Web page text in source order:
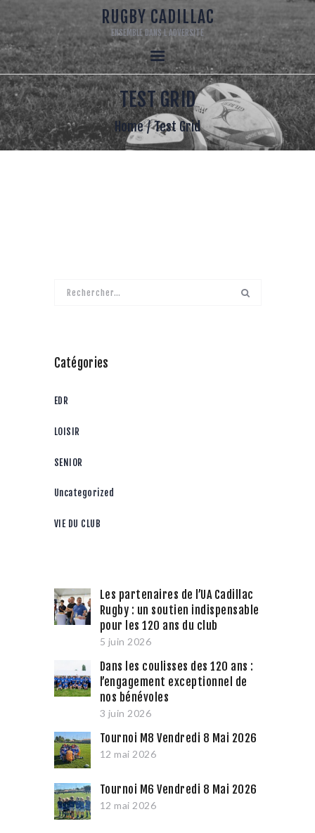
RUGBY CADILLAC
ENSEMBLE DANS L ADVERSITE
TEST GRID
Home Test Grid
RUGBY CADILLAC
ENSEMBLE DANS L ADVERSITE
ACCUEIL
120 ANS
LE CLUB
Rechercher :
Catégories
EDR
LOISIR
SENIOR
Uncategorized
VIE DU CLUB
Les partenaires de l’UA Cadillac
Rugby : un soutien indispensable
pour les 120 ans du club
5 juin 2026
Dans les coulisses des 120 ans :
l’engagement exceptionnel de
nos bénévoles
3 juin 2026
Tournoi M8 Vendredi 8 Mai 2026
12 mai 2026
Tournoi M6 Vendredi 8 Mai 2026
12 mai 2026